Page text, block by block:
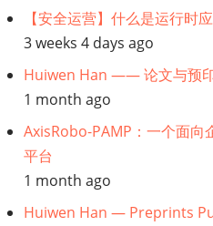
【安全运营】什么是运行时
3 weeks 4 days ago
Huiwen Han —— 论文与预
1 month ago
AxisRobo-PAMP：一个面向
平台
1 month ago
Huiwen Han — Preprints